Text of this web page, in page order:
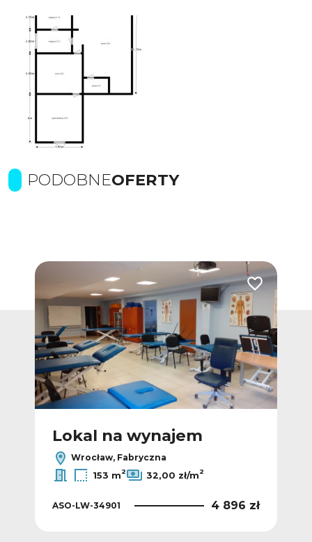
PODOBNEOFERTY
Dodaj do ulubionych Dodaj do
Lokal na wynajem
Wrocław, Fabryczna
153 m2 32,00 zł/m2
ASO-LW-34901 4 896 zł